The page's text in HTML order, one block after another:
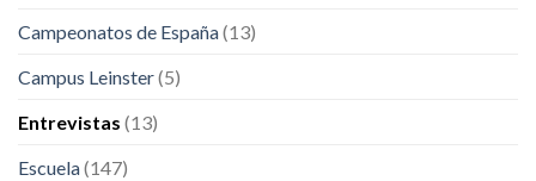
Campeonatos de España(13)
Campus Leinster(5)
Entrevistas (13)
Escuela(147)